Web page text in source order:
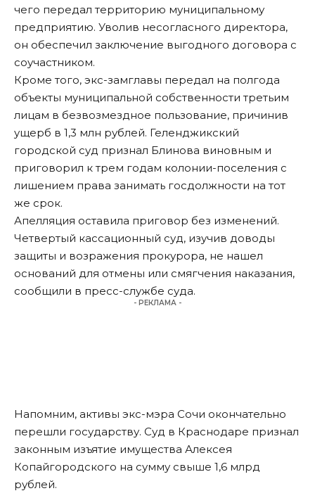
чего передал территорию муниципальному
предприятию. Уволив несогласного директора,
он обеспечил заключение выгодного договора с
соучастником.
Кроме того, экс-замглавы передал на полгода
объекты муниципальной собственности третьим
лицам в безвозмездное пользование, причинив
ущерб в 1,3 млн рублей. Геленджикский
городской суд признал Блинова виновным и
приговорил к трем годам колонии-поселения с
лишением права занимать госдолжности на тот
же срок.
Апелляция оставила приговор без изменений.
Четвертый кассационный суд, изучив доводы
защиты и возражения прокурора, не нашел
оснований для отмены или смягчения наказания,
сообщили в пресс-службе суда.
- РЕКЛАМА -
Напомним, активы экс-мэра Сочи окончательно
перешли государству. Суд в Краснодаре признал
законным изъятие имущества Алексея
Копайгородского на сумму свыше 1,6 млрд
рублей.